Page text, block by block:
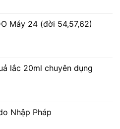
Máy 24 (đời 54,57,62)
lắc 20ml chuyên dụng
Nhập Pháp